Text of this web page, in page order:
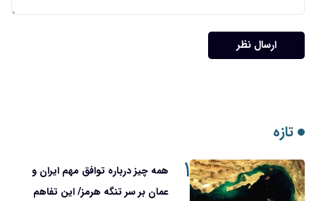
ارسال نظر
تازه
۱
همه چیز درباره توافق مهم ایران و
عمان بر سر تنگه هرمز/ این تفاهم